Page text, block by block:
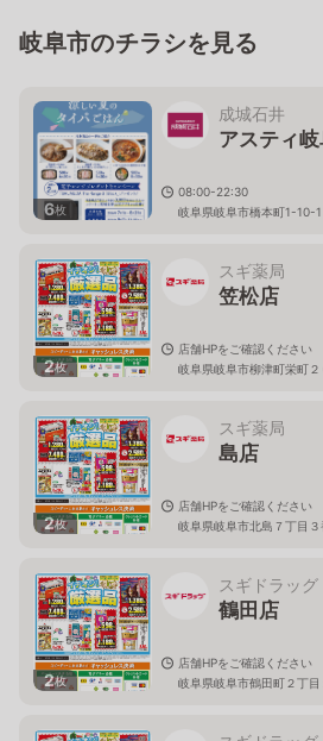
岐阜市のチラシを見る
6枚
成城石井
アスティ
08:00-22:30
岐阜県岐阜市橋本町1-10-
2枚
スギ薬局
笠松店
店舗HPをご確認ください
岐阜県岐阜市柳津町栄町
2枚
スギ薬局
島店
店舗HPをご確認ください
岐阜県岐阜市北島７丁目３
2枚
スギドラッグ
鶴田店
店舗HPをご確認ください
岐阜県岐阜市鶴田町２丁目